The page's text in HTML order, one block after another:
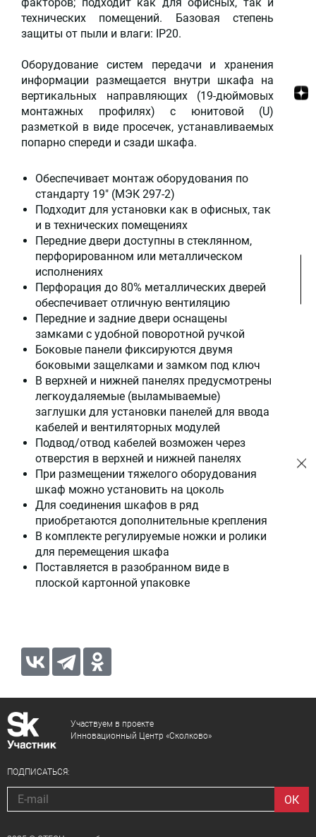
факторов; подходит как для офисных, так и
технических помещений. Базовая степень
защиты от пыли и влаги: IP20.
Оборудование систем передачи и хранения
информации размещается внутри шкафа на
вертикальных направляющих (19-дюймовых
монтажных профилях) с юнитовой (U)
разметкой в виде просечек, устанавливаемых
попарно спереди и сзади шкафа.
Обеспечивает монтаж оборудования по
стандарту 19" (МЭК 297-2)
Подходит для установки как в офисных, так
и в технических помещениях
Передние двери доступны в стеклянном,
перфорированном или металлическом
исполнениях
Перфорация до 80% металлических дверей
обеспечивает отличную вентиляцию
Передние и задние двери оснащены
замками с удобной поворотной ручкой
Боковые панели фиксируются двумя
боковыми защелками и замком под ключ
В верхней и нижней панелях предусмотрены
легкоудаляемые (выламываемые)
заглушки для установки панелей для ввода
кабелей и вентиляторных модулей
Подвод/отвод кабелей возможен через
отверстия в верхней и нижней панелях
При размещении тяжелого оборудования
шкаф можно установить на цоколь
Для соединения шкафов в ряд
приобретаются дополнительные крепления
В комплекте регулируемые ножки и ролики
для перемещения шкафа
Поставляется в разобранном виде в
плоской картонной упаковке
Участвуем в проекте
Инновационный Центр «Сколково»
ПОДПИСАТЬСЯ: